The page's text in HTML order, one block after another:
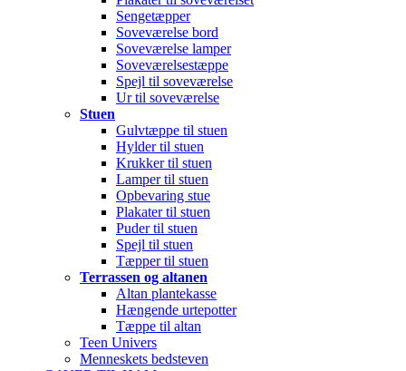
Sengetæpper
Soveværelse bord
Soveværelse lamper
Soveværelsestæppe
Spejl til soveværelse
Ur til soveværelse
Stuen
Gulvtæppe til stuen
Hylder til stuen
Krukker til stuen
Lamper til stuen
Opbevaring stue
Plakater til stuen
Puder til stuen
Spejl til stuen
Tæpper til stuen
Terrassen og altanen
Altan plantekasse
Hængende urtepotter
Tæppe til altan
Teen Univers
Menneskets bedsteven